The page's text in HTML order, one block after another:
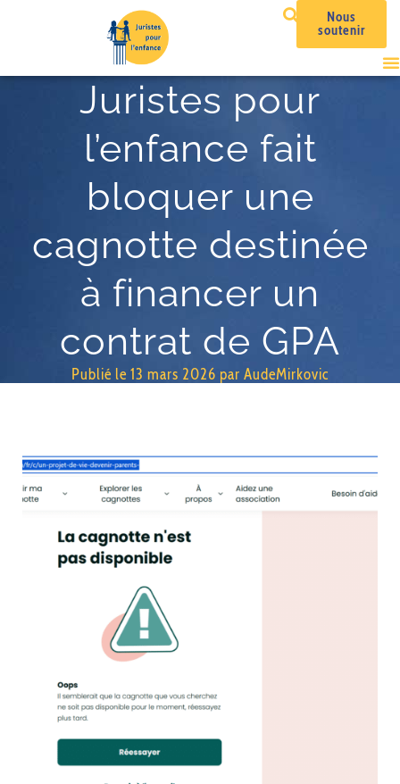
Nous
soutenir
Juristes pour
l’enfance fait
bloquer une
cagnotte destinée
à financer un
contrat de GPA
Publié le 13 mars 2026 par AudeMirkovic